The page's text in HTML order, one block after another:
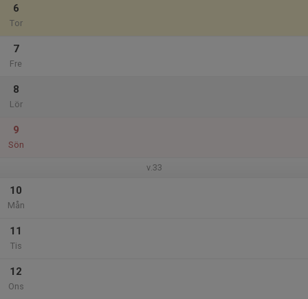
6
Tor
7
Fre
8
Lör
9
Sön
v.33
10
Mån
11
Tis
12
Ons